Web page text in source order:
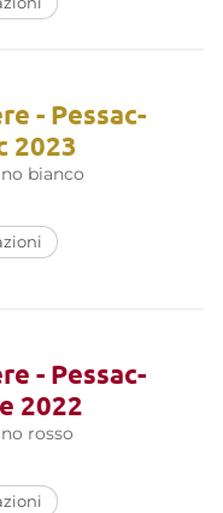
- Pessac-
2023
bianco
- Pessac-
2022
rosso